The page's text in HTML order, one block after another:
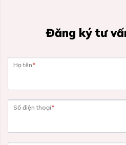
Đăng ký tư
Họ tên*
Số điện thoại*